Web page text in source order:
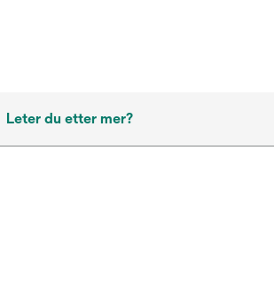
Leter du etter mer?